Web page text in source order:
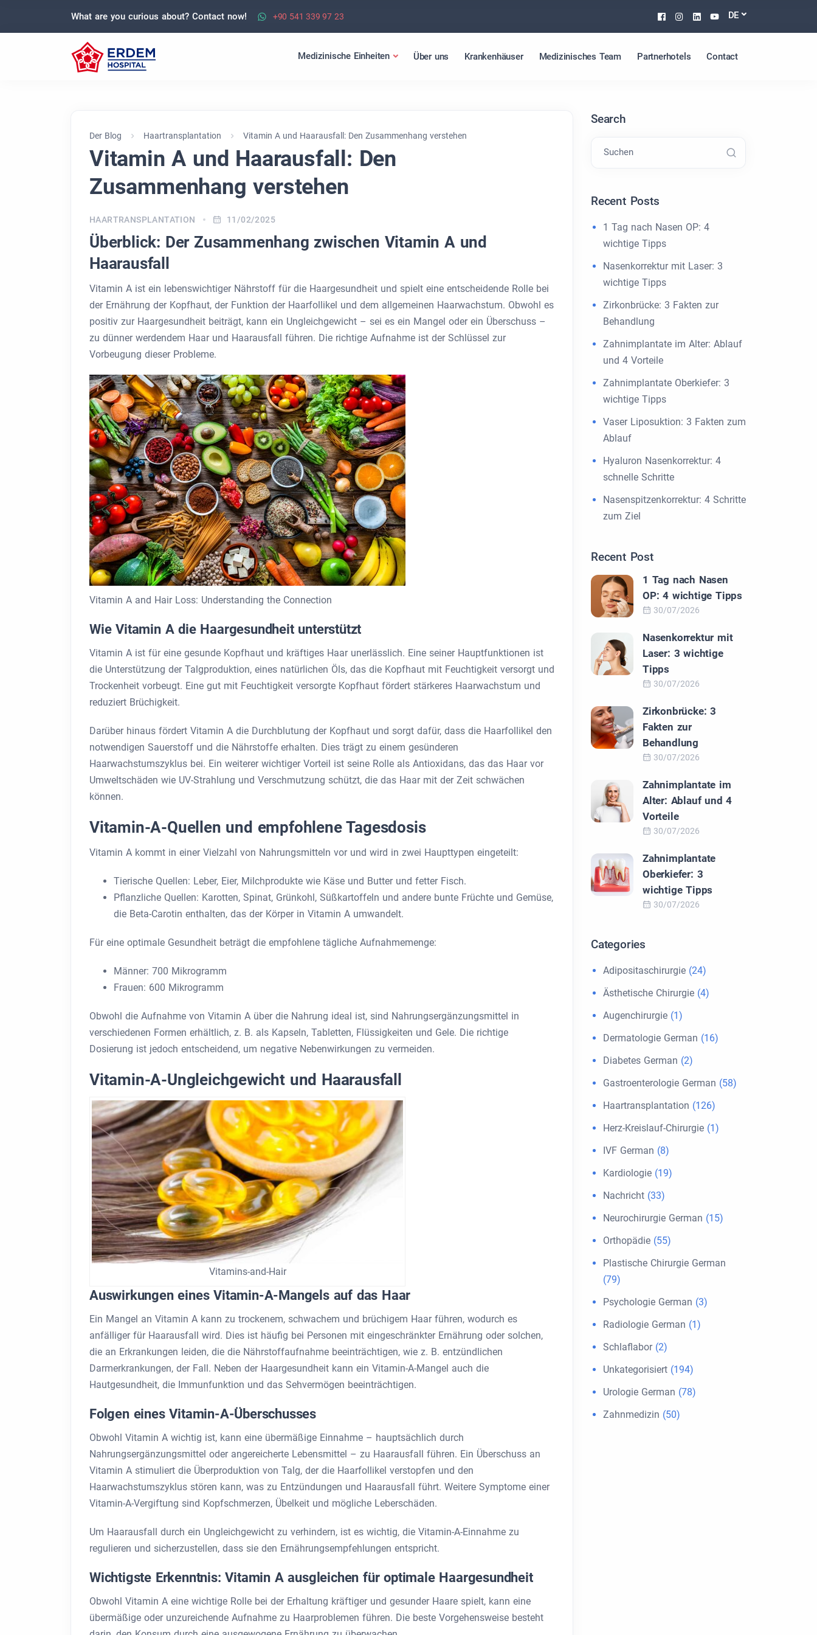
What are you curious about? Contact now! +90 541 339 97 23 Facebook
Instagram
Linkedin
Youtube
DE
Medizinische Einheiten Über uns Krankenhäuser Medizinisches Team Partnerhotels Contact
Der Blog Haartransplantation Vitamin A und Haarausfall: Den Zusammenhang verstehen
Vitamin A und Haarausfall: Den
Zusammenhang verstehen
HAARTRANSPLANTATION 11/02/2025
Überblick: Der Zusammenhang zwischen Vitamin A und
Haarausfall
Vitamin A ist ein lebenswichtiger Nährstoff für die Haargesundheit und spielt eine entscheidende Rolle bei
der Ernährung der Kopfhaut, der Funktion der Haarfollikel und dem allgemeinen Haarwachstum. Obwohl es
positiv zur Haargesundheit beiträgt, kann ein Ungleichgewicht – sei es ein Mangel oder ein Überschuss –
zu dünner werdendem Haar und Haarausfall führen. Die richtige Aufnahme ist der Schlüssel zur
Vorbeugung dieser Probleme.
Vitamin A and Hair Loss: Understanding the Connection
Wie Vitamin A die Haargesundheit unterstützt
Vitamin A ist für eine gesunde Kopfhaut und kräftiges Haar unerlässlich. Eine seiner Hauptfunktionen ist
die Unterstützung der Talgproduktion, eines natürlichen Öls, das die Kopfhaut mit Feuchtigkeit versorgt und
Trockenheit vorbeugt. Eine gut mit Feuchtigkeit versorgte Kopfhaut fördert stärkeres Haarwachstum und
reduziert Brüchigkeit.
Darüber hinaus fördert Vitamin A die Durchblutung der Kopfhaut und sorgt dafür, dass die Haarfollikel den
notwendigen Sauerstoff und die Nährstoffe erhalten. Dies trägt zu einem gesünderen
Haarwachstumszyklus bei. Ein weiterer wichtiger Vorteil ist seine Rolle als Antioxidans, das das Haar vor
Umweltschäden wie UV-Strahlung und Verschmutzung schützt, die das Haar mit der Zeit schwächen
können.
Vitamin-A-Quellen und empfohlene Tagesdosis
Vitamin A kommt in einer Vielzahl von Nahrungsmitteln vor und wird in zwei Haupttypen eingeteilt:
Tierische Quellen: Leber, Eier, Milchprodukte wie Käse und Butter und fetter Fisch.
Pflanzliche Quellen: Karotten, Spinat, Grünkohl, Süßkartoffeln und andere bunte Früchte und Gemüse,
die Beta-Carotin enthalten, das der Körper in Vitamin A umwandelt.
Für eine optimale Gesundheit beträgt die empfohlene tägliche Aufnahmemenge:
Männer: 700 Mikrogramm
Frauen: 600 Mikrogramm
Obwohl die Aufnahme von Vitamin A über die Nahrung ideal ist, sind Nahrungsergänzungsmittel in
verschiedenen Formen erhältlich, z. B. als Kapseln, Tabletten, Flüssigkeiten und Gele. Die richtige
Dosierung ist jedoch entscheidend, um negative Nebenwirkungen zu vermeiden.
Vitamin-A-Ungleichgewicht und Haarausfall
Vitamins-and-Hair
Auswirkungen eines Vitamin-A-Mangels auf das Haar
Ein Mangel an Vitamin A kann zu trockenem, schwachem und brüchigem Haar führen, wodurch es
anfälliger für Haarausfall wird. Dies ist häufig bei Personen mit eingeschränkter Ernährung oder solchen,
die an Erkrankungen leiden, die die Nährstoffaufnahme beeinträchtigen, wie z. B. entzündlichen
Darmerkrankungen, der Fall. Neben der Haargesundheit kann ein Vitamin-A-Mangel auch die
Hautgesundheit, die Immunfunktion und das Sehvermögen beeinträchtigen.
Folgen eines Vitamin-A-Überschusses
Obwohl Vitamin A wichtig ist, kann eine übermäßige Einnahme – hauptsächlich durch
Nahrungsergänzungsmittel oder angereicherte Lebensmittel – zu Haarausfall führen. Ein Überschuss an
Vitamin A stimuliert die Überproduktion von Talg, der die Haarfollikel verstopfen und den
Haarwachstumszyklus stören kann, was zu Entzündungen und Haarausfall führt. Weitere Symptome einer
Vitamin-A-Vergiftung sind Kopfschmerzen, Übelkeit und mögliche Leberschäden.
Um Haarausfall durch ein Ungleichgewicht zu verhindern, ist es wichtig, die Vitamin-A-Einnahme zu
regulieren und sicherzustellen, dass sie den Ernährungsempfehlungen entspricht.
Wichtigste Erkenntnis: Vitamin A ausgleichen für optimale Haargesundheit
Obwohl Vitamin A eine wichtige Rolle bei der Erhaltung kräftiger und gesunder Haare spielt, kann eine
übermäßige oder unzureichende Aufnahme zu Haarproblemen führen. Die beste Vorgehensweise besteht
Search
Suchen
Recent Posts
1 Tag nach Nasen OP: 4
wichtige Tipps
Nasenkorrektur mit Laser: 3
wichtige Tipps
Zirkonbrücke: 3 Fakten zur
Behandlung
Zahnimplantate im Alter: Ablauf
und 4 Vorteile
Zahnimplantate Oberkiefer: 3
wichtige Tipps
Vaser Liposuktion: 3 Fakten zum
Ablauf
Hyaluron Nasenkorrektur: 4
schnelle Schritte
Nasenspitzenkorrektur: 4 Schritte
zum Ziel
Recent Post
1 Tag nach Nasen
OP: 4 wichtige Tipps
30/07/2026
Nasenkorrektur mit
Laser: 3 wichtige
Tipps
30/07/2026
Zirkonbrücke: 3
Fakten zur
Behandlung
30/07/2026
Zahnimplantate im
Alter: Ablauf und 4
Vorteile
30/07/2026
Zahnimplantate
Oberkiefer: 3
wichtige Tipps
30/07/2026
Categories
Adipositaschirurgie (24)
Ästhetische Chirurgie (4)
Augenchirurgie (1)
Dermatologie German (16)
Diabetes German (2)
Gastroenterologie German (58)
Haartransplantation (126)
Herz-Kreislauf-Chirurgie (1)
IVF German (8)
Kardiologie (19)
Nachricht (33)
Neurochirurgie German (15)
Orthopädie (55)
Plastische Chirurgie German
(79)
Psychologie German (3)
Radiologie German (1)
Schlaflabor(2)
Unkategorisiert (194)
Urologie German (78)
Zahnmedizin (50)